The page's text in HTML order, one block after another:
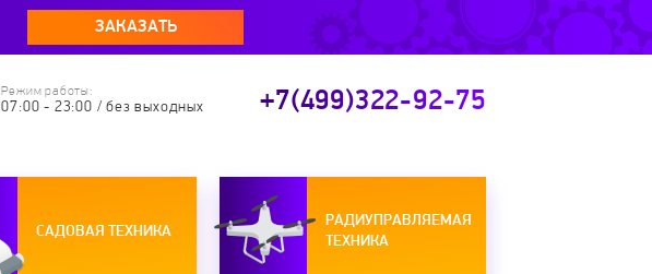
ЗАКАЗАТЬ
Режим работы:
07:00 - 23:00 / без выходных +7(499)322-92-75
САДОВАЯ ТЕХНИКА
РАДИУПРАВЛЯЕМАЯ
ТЕХНИКА